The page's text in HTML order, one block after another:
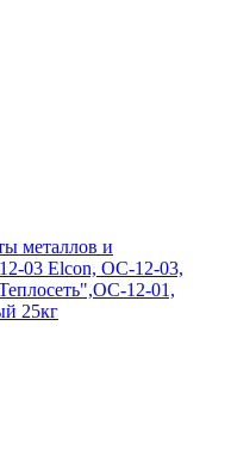
металлов и
03 Elcon, ОС-12-03,
12-01,
25кг